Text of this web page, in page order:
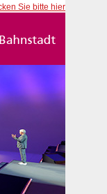
Sie bitte hier